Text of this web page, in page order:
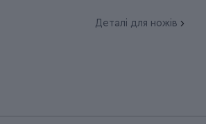
Деталі для ножів